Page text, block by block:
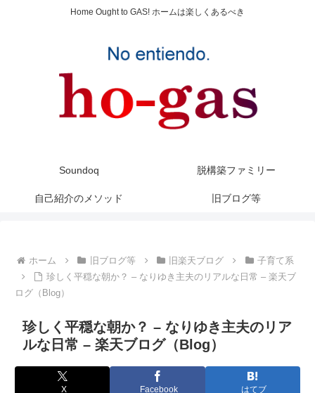
Home Ought to GAS! ホームは楽しくあるべき
Soundoq 脱構築ファミリー
自己紹介のメソッド 旧ブログ等
ホーム 旧ブログ等 旧楽天ブログ
子育て系
珍しく平穏な朝か？ – なりゆき主夫のリアルな日常 – 楽天ブ
ログ（Blog）
珍しく平穏な朝か？ – なりゆき主夫のリア
ルな日常 – 楽天ブログ（Blog）
X Facebook はてブ